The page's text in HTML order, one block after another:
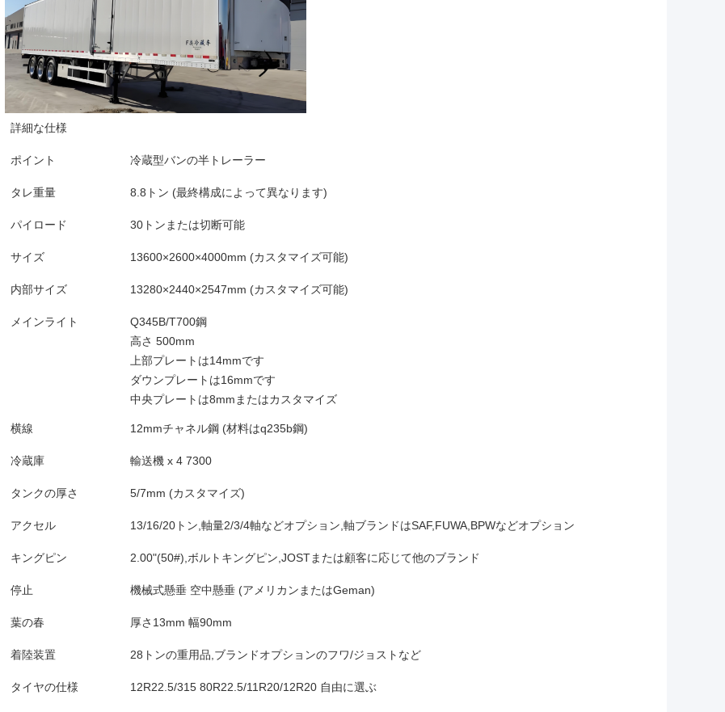
詳細な仕様
ポイント 冷蔵型バンの半トレーラー
タレ重量 8.8トン (最終構成によって異なります)
パイロード 30トンまたは切断可能
サイズ 13600×2600×4000mm (カスタマイズ可能)
内部サイズ 13280×2440×2547mm (カスタマイズ可能)
メインライト
Q345B/T700鋼
高さ 500mm
上部プレートは14mmです
ダウンプレートは16mmです
中央プレートは8mmまたはカスタマイズ
横線 12mmチャネル鋼 (材料はq235b鋼)
冷蔵庫 輸送機 x 4 7300
タンクの厚さ 5/7mm (カスタマイズ)
アクセル 13/16/20トン,軸量2/3/4軸などオプション,軸ブランドはSAF,FUWA,BPWなどオプション
キングピン 2.00"(50#),ボルトキングピン,JOSTまたは顧客に応じて他のブランド
停止 機械式懸垂 空中懸垂 (アメリカンまたはGeman)
葉の春 厚さ13mm 幅90mm
着陸装置 28トンの重用品,ブランドオプションのフワ/ジョストなど
タイヤの仕様 12R22.5/315 80R22.5/11R20/12R20 自由に選ぶ